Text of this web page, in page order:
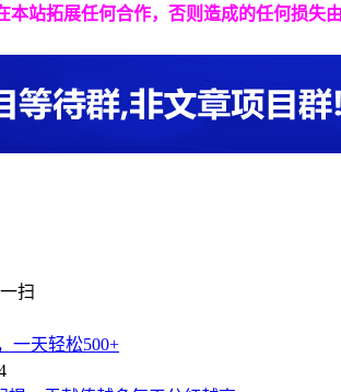
本站拓展任何合作，否则造成的任何损失
一天轻松500+